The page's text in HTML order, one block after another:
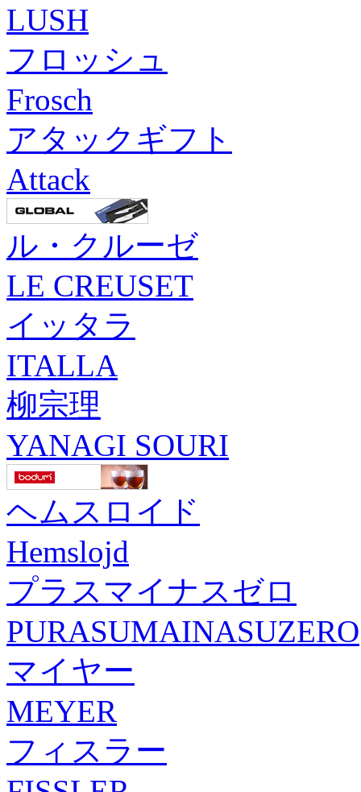
LUSH
フロッシュ
Frosch
アタックギフト
Attack
ル・クルーゼ
LE CREUSET
イッタラ
ITALLA
柳宗理
YANAGI SOURI
ヘムスロイド
Hemslojd
プラスマイナスゼロ
PURASUMAINASUZERO
マイヤー
MEYER
フィスラー